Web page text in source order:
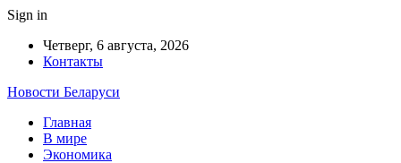
Sign in
Четверг, 6 августа, 2026
Контакты
Новости Беларуси
Главная
В мире
Экономика